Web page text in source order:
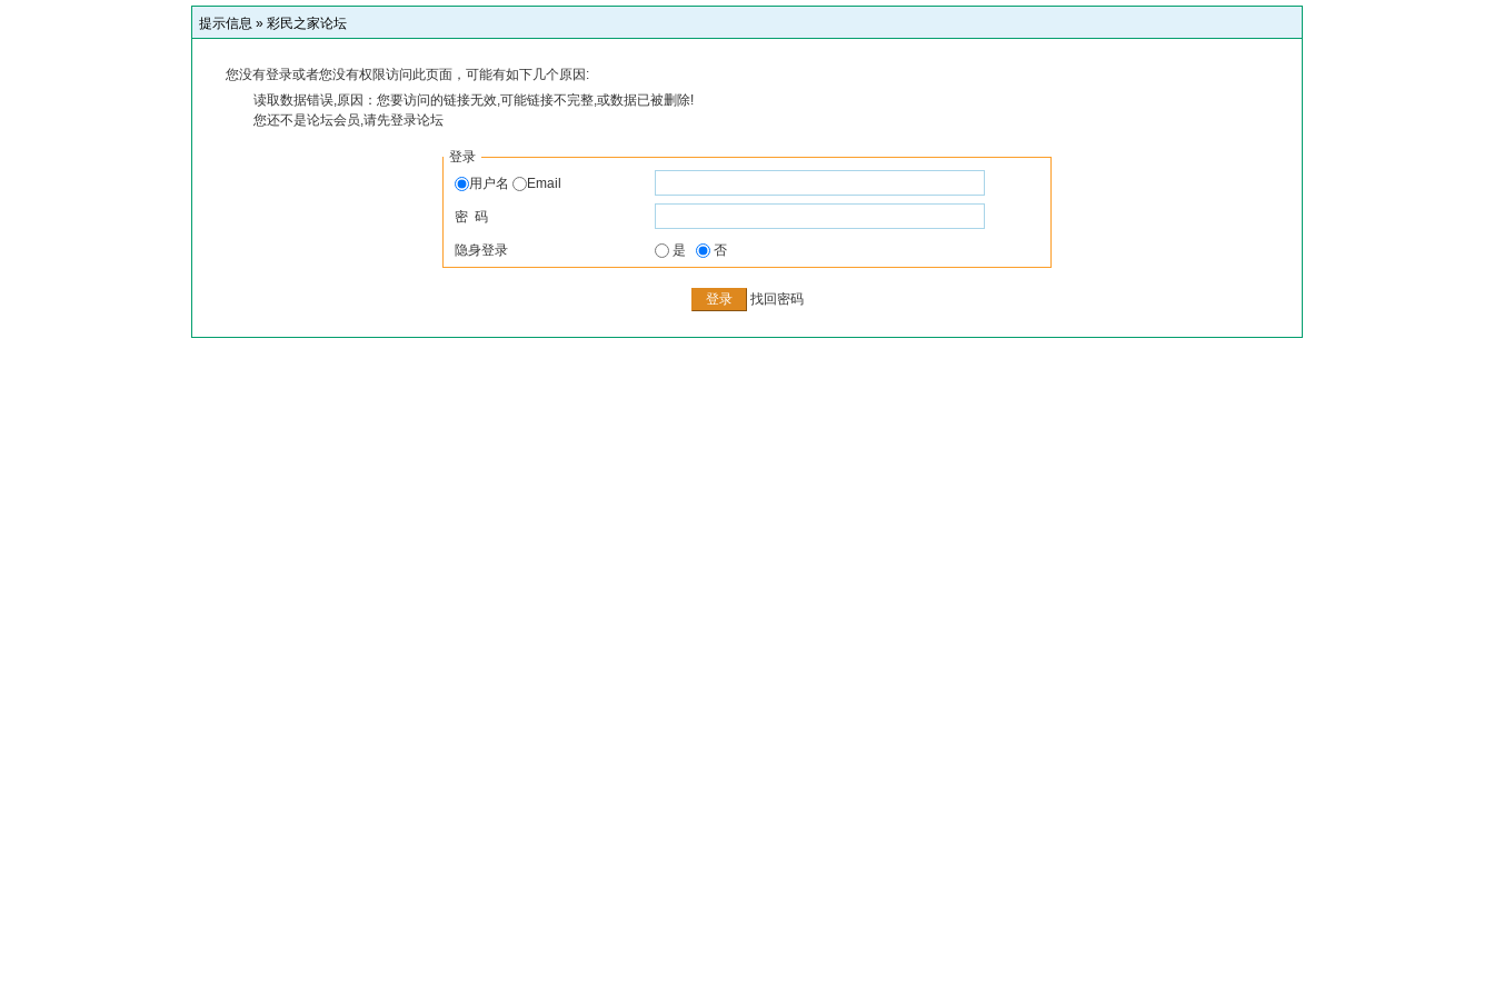
提示信息 » 彩民之家论坛
您没有登录或者您没有权限访问此页面，可能有如下几个原因:
读取数据错误,原因：您要访问的链接无效,可能链接不完整,或数据已被删除!
您还不是论坛会员,请先登录论坛
登录
用户名
Email
密 码
隐身登录 是 否
找回密码